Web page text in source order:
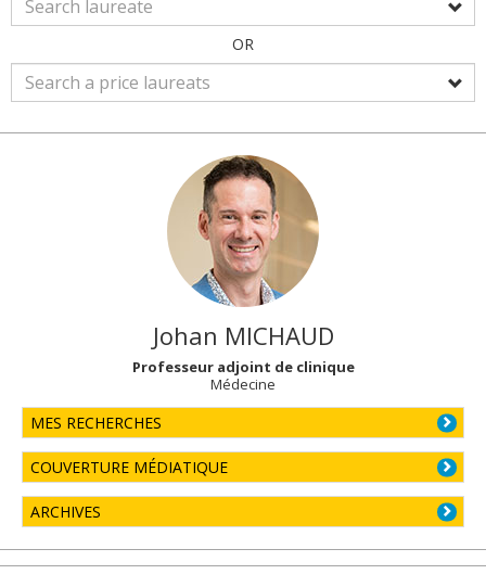
OR
Johan MICHAUD
Professeur adjoint de clinique
Médecine
MES RECHERCHES
COUVERTURE MÉDIATIQUE
ARCHIVES